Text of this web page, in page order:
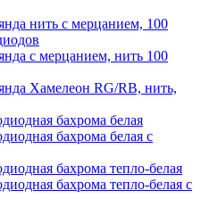
нить с мерцанием, 100
с мерцанием, нить 100
Хамелеон RG/RB, нить,
бахрома белая
бахрома белая с
бахрома тепло-белая
бахрома тепло-белая с